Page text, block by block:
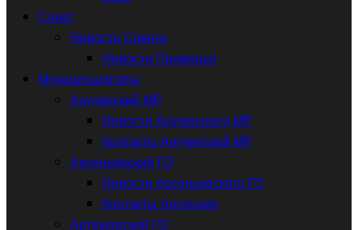
Совет
Новости Совета
Новости Приморья
Муниципалитеты
Анучинский МР
Новости Анучинского МР
Контакты Анучинский МР
Арсеньевский ГО
Новости Арсеньевского ГО
Контакты Арсеньев
Артемовский ГО